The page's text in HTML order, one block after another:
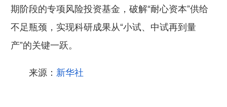
期阶段的专项风险投资基金，破解“耐心资本”供给
不足瓶颈，实现科研成果从“小试、中试再到量
产”的关键一跃。
来源： 新华社